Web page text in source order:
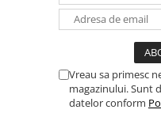
Invertoare
Sisteme de prindere
Pompe de caldura
Vreau sa primesc
magazinului. Sunt
datelor conform